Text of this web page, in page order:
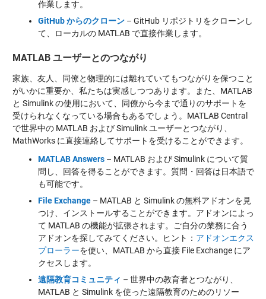
作業します。
GitHub からのクローン – GitHub リポジトリをクローンし
て、ローカルの MATLAB で直接作業します。
MATLAB ユーザーとのつながり
家族、友人、同僚と物理的には離れていてもつながりを保つこと
がいかに重要か、私たちは実感しつつあります。また、MATLAB
と Simulink の使用において、同僚から今まで通りのサポートを
受けられなくなっている場合もあるでしょう。MATLAB Central
で世界中の MATLAB および Simulink ユーザーとつながり、
MathWorks に直接連絡してサポートを受けることができます。
MATLAB Answers– MATLAB および Simulink について質
問し、回答を得ることができます。質問・回答は日本語で
も可能です。
File Exchange– MATLAB と Simulink の無料アドオンを見
つけ、インストールすることができます。アドオンによっ
て MATLAB の機能が拡張されます。ご自分の業務に合う
アドオンを探してみてください。ヒント： アドオンエクス
プローラーを使い、MATLAB から直接 File Exchange にア
クセスします。
遠隔教育コミュニティ – 世界中の教育者とつながり、
MATLAB と Simulink を使った遠隔教育のためのリソー